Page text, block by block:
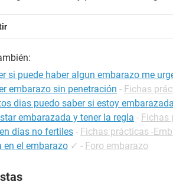
si puede haber algun embarazo me
embarazo sin penetración - Fichas
dias puedo saber si estoy embarazada
embarazada y tener la regla - Fichas
días no fertiles - Fichas prácticas -
en el embarazo ✓ - Foro embarazo